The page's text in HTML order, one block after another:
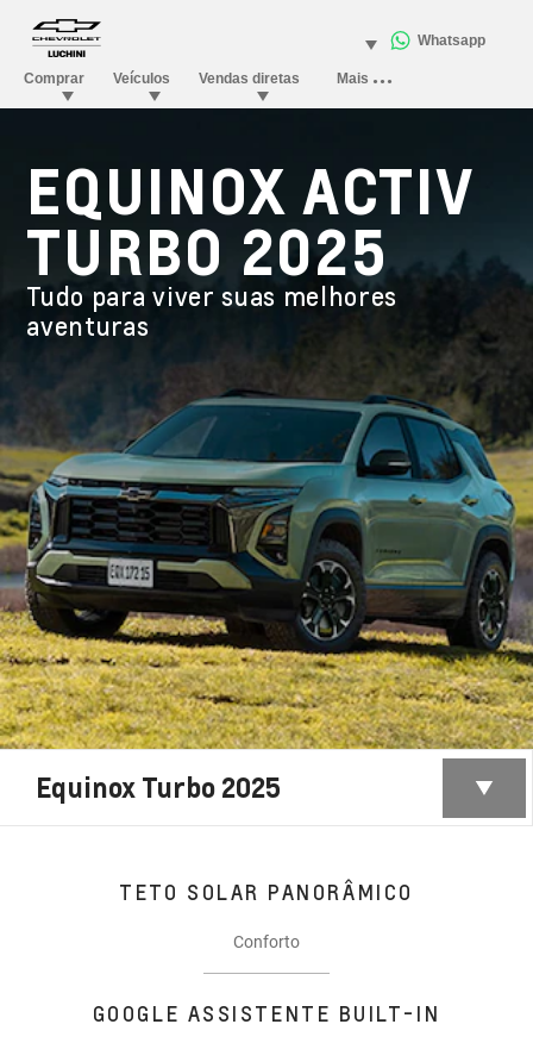
EQUINOX ACTIV
TURBO 2025
Tudo para viver suas melhores
aventuras
Equinox Turbo 2025
TETO SOLAR PANORÂMICO
Conforto
GOOGLE ASSISTENTE BUILT-IN